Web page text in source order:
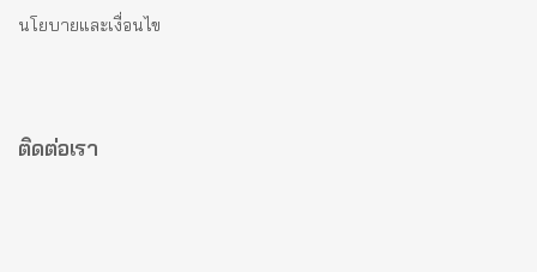
นโยบายและเงื่อนไข
ติดต่อเรา